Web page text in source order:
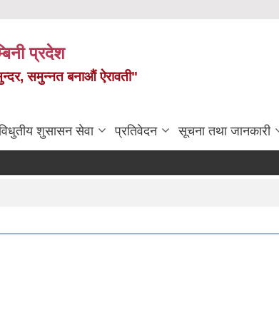
प्रदेश
समुन्नत बनाऔं ऐरावती"
शुसासन सेवा प्रतिवेदन सूचना तथा जानकारी